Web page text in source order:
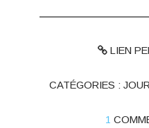
LIEN
CATÉGORIES :
1